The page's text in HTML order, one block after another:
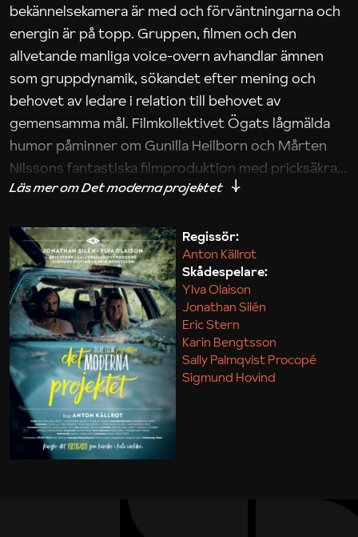
bekännelsekamera är med och förväntningarna och
energin är på topp. Gruppen, filmen och den
allvetande manliga voice-overn avhandlar ämnen
som gruppdynamik, sökandet efter mening och
behovet av ledare i relation till behovet av
gemensamma mål. Filmkollektivet Ögats lågmälda
humor påminner om Gunilla Heilborn och Mårten
Nilssons fantastiska filmproduktion med pricksäkra
iakttagelser om hur svårt det kan vara att omsätta
Maja Kekonius
Regissör:
Anton Källrot
Skådespelare:
Ylva Olaison
Jonathan Silén
Eric Stern
Karin Bengtsson
Sally Palmqvist Procopé
Sigmund Hovind